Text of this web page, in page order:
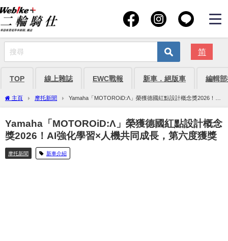
简
TOP 線上雜誌 EWC戰報 新車．絕版車 編輯
主頁 摩托新聞
Yamaha「MOTOROiD:Λ」榮獲德國紅點設計概念獎2026！AI
強化學習×人機共同成長，第六度獲獎
Yamaha「MOTOROiD:Λ」榮獲德國紅點設計概念
獎2026！AI強化學習×人機共同成長，第六度獲獎
摩托新聞 新車介紹